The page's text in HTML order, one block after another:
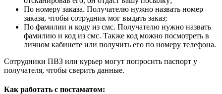
По номеру заказа. Получателю нужно назвать номер
заказа, чтобы сотрудник мог выдать заказ;
По фамилии и коду из смс. Получателю нужно назвать
фамилию и код из смс. Также код можно посмотреть в
личном кабинете или получить его по номеру телефона.
Сотрудники ПВЗ или курьер могут попросить паспорт у
получателя, чтобы сверить данные.
Как работать с постаматом: